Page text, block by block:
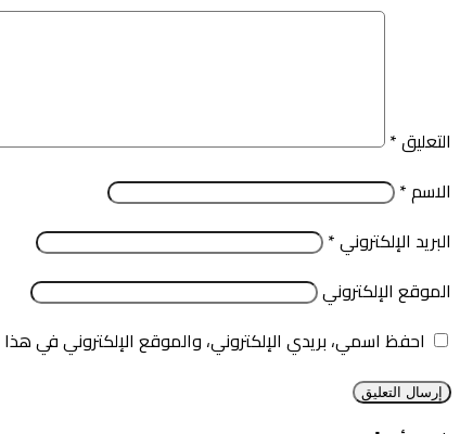
التعليق*
الاسم*
البريد الإلكتروني*
الموقع الإلكتروني
احفظ اسمي، بريدي الإلكتروني، والموقع الإلكتروني في